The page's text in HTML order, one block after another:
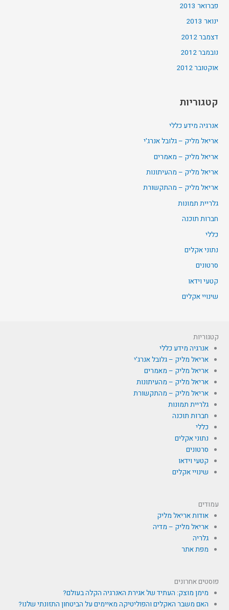
פברואר 2013
ינואר 2013
דצמבר 2012
נובמבר 2012
אוקטובר 2012
קטגוריות
אנרגיה מידע כללי
אריאל מליק – גלובל אנרג'י
אריאל מליק – מאמרים
אריאל מליק – מהעיתונות
אריאל מליק – מהתקשורת
גלריית תמונות
חברות תוכנה
כללי
נתוני אקלים
סרטונים
קטעי וידאו
שינויי אקלים
קטגוריות
אנרגיה מידע כללי
אריאל מליק – גלובל אנרג'י
אריאל מליק – מאמרים
אריאל מליק – מהעיתונות
אריאל מליק – מהתקשורת
גלריית תמונות
חברות תוכנה
כללי
נתוני אקלים
סרטונים
קטעי וידאו
שינויי אקלים
עמודים
אודות אריאל מליק
אריאל מליק – מדיה
גלריה
מפת אתר
פוסטים אחרונים
מימן מוצק: העתיד של אגירת האנרגיה הקלה בעולם?
האם משבר האקלים והפוליטיקה מאיימים על הביטחון התזונתי שלנו?